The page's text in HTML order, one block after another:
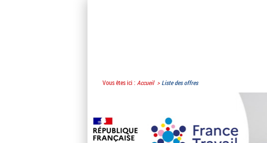
Vous êtes ici : Accueil Liste des offres